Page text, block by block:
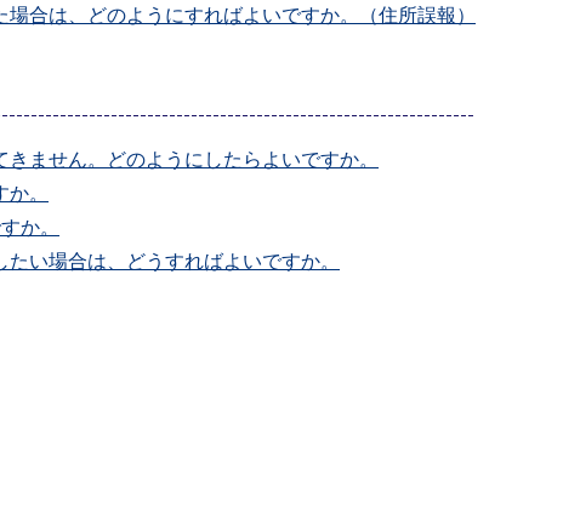
合は、どのようにすればよいですか。（住所誤報）
ません。どのようにしたらよいですか。
。
か。
い場合は、どうすればよいですか。